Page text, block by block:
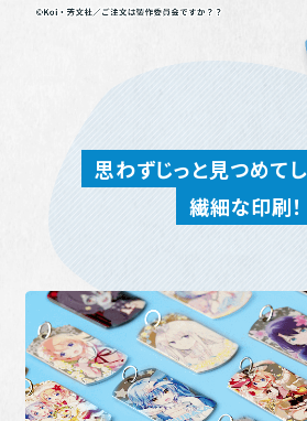
思わずじっと見つめて
繊細な印刷！